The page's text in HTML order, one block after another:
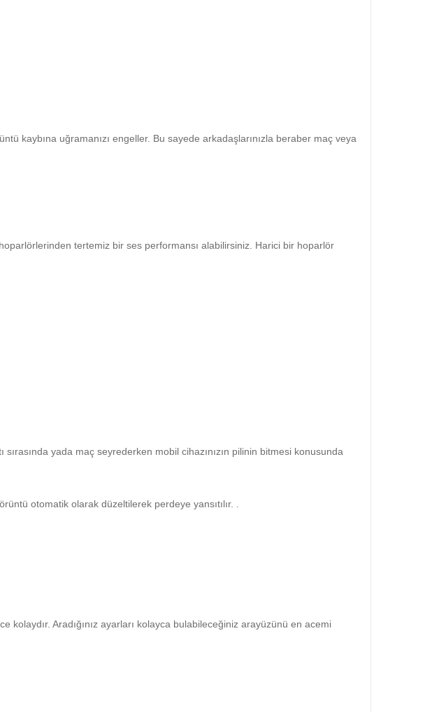
kaybına uğramanızı engeller. Bu sayede arkadaşlarınızla beraber maç veya
tertemiz bir ses performansı alabilirsiniz. Harici bir hoparlör
yada maç seyrederken mobil cihazınızın pilinin bitmesi konusunda
otomatik olarak düzeltilerek perdeye yansıtılır. .
Aradığınız ayarları kolayca bulabileceğiniz arayüzünü en acemi